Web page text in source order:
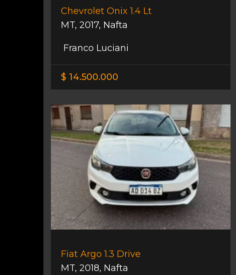
Chevrolet Onix 1.4 Lt
MT, 2017, Nafta
Franco Luciani
$ 14.500.000
Fiat Argo 1.3 Drive
MT, 2018, Nafta